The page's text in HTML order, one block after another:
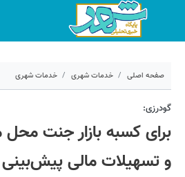
صفحه اصلی خدمات شهری خدمات شهری
۲۸ بهمن ۱۴۰۴ - ۰۹:۱۹
کد مطلب:77922
گودرزی:
برای کسبه بازار جنت محل
و تسهیلات مالی